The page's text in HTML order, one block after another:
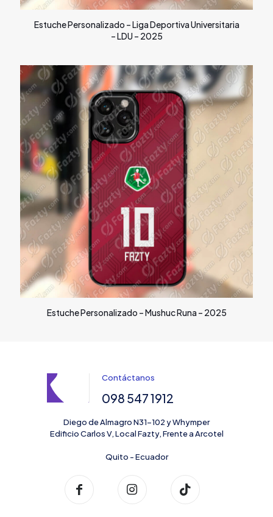
Estuche Personalizado – Liga Deportiva Universitaria
– LDU – 2025
Estuche Personalizado – Mushuc Runa – 2025
Contáctanos
098 547 1912
Diego de Almagro N31-102 y Whymper
Edificio Carlos V, Local Fazty, Frente a Arcotel
Quito - Ecuador